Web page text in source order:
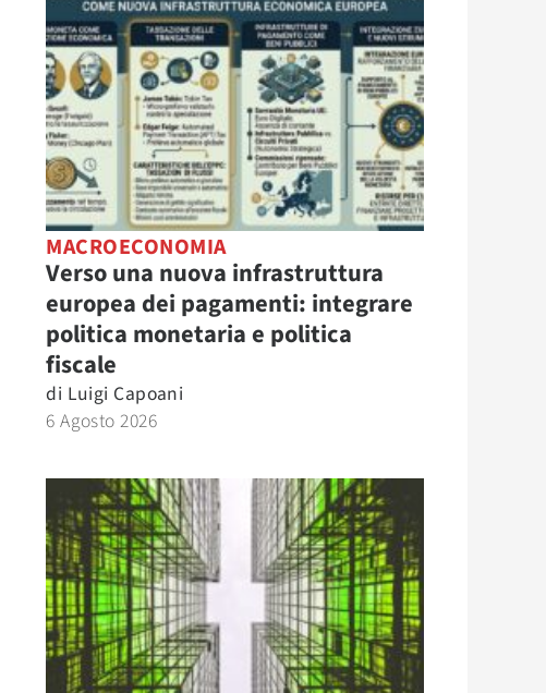
MACROECONOMIA
Verso una nuova infrastruttura
europea dei pagamenti: integrare
politica monetaria e politica
fiscale
di Luigi Capoani
6 Agosto 2026